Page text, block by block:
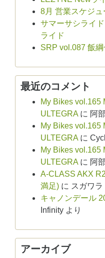
8月 営業スケジ
サマーサシライ
ライド
SRP vol.087 飯
最近のコメント
My Bikes vol.165
ULTEGRAに 阿
My Bikes vol.165
ULTEGRAに
My Bikes vol.165
ULTEGRAに 阿
A-CLASS AKX
満足) に スガワ
キャノンデール
Infinity より
アーカイブ